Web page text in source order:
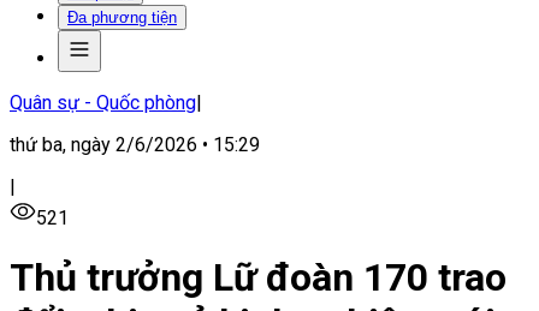
Đa phương tiện
Quân sự - Quốc phòng|
thứ ba, ngày 2/6/2026 • 15:29
|
521
Thủ trưởng Lữ đoàn 170 trao